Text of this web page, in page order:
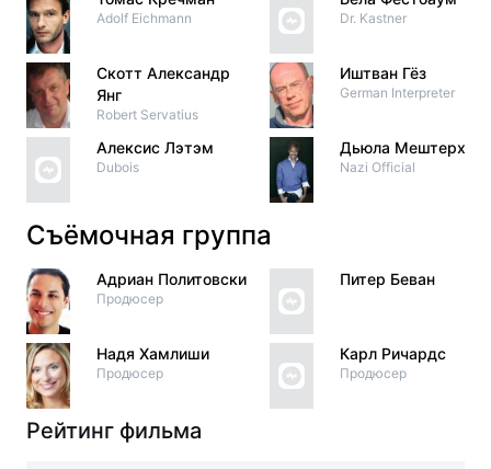
Adolf Eichmann
Скотт Александр
Янг
Robert Servatius
Алексис Лэтэм
Dubois
Dr. Kastner
Иштван Гёз
German Interpreter
Дьюла Мештерхази
Nazi Official
Съёмочная группа
Адриан Политовски
Продюсер
Надя Хамлиши
Продюсер
Питер Беван
Карл Ричардс
Продюсер
Рейтинг фильма